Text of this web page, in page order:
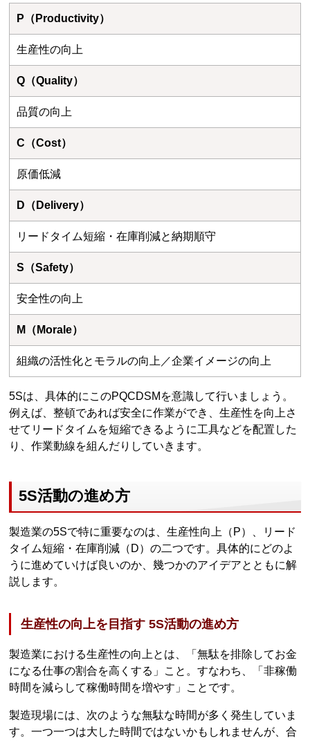
P（Productivity）
生産性の向上
Q（Quality）
品質の向上
C（Cost）
原価低減
D（Delivery）
リードタイム短縮・在庫削減と納期順守
S（Safety）
安全性の向上
M（Morale）
組織の活性化とモラルの向上／企業イメージの向上
5Sは、具体的にこのPQCDSMを意識して行いましょう。
例えば、整頓であれば安全に作業ができ、生産性を向上さ
せてリードタイムを短縮できるように工具などを配置した
り、作業動線を組んだりしていきます。
5S活動の進め方
製造業の5Sで特に重要なのは、生産性向上（P）、リード
タイム短縮・在庫削減（D）の二つです。具体的にどのよ
うに進めていけば良いのか、幾つかのアイデアとともに解
説します。
生産性の向上を目指す 5S活動の進め方
製造業における生産性の向上とは、「無駄を排除してお金
になる仕事の割合を高くする」こと。すなわち、「非稼働
時間を減らして稼働時間を増やす」ことです。
製造現場には、次のような無駄な時間が多く発生していま
す。一つ一つは大した時間ではないかもしれませんが、合